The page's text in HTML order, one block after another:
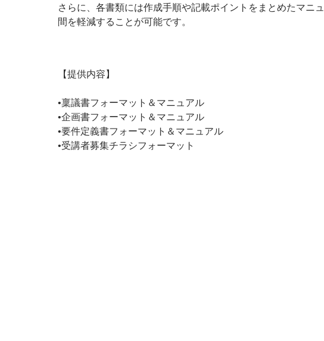
さらに、各書類には作成手順や記載ポイントをまとめたマニ
間を軽減することが可能です。
【提供内容】
•稟議書フォーマット＆マニュアル
•企画書フォーマット＆マニュアル
•要件定義書フォーマット＆マニュアル
•受講者募集チラシフォーマット